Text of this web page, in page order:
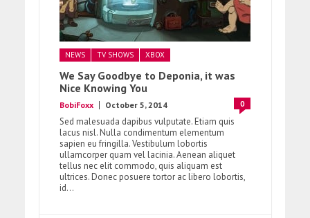
NEWS TV SHOWS XBOX
We Say Goodbye to Deponia, it was
Nice Knowing You
BobiFoxx October 5, 2014 0
Sed malesuada dapibus vulputate. Etiam quis
lacus nisl. Nulla condimentum elementum
sapien eu fringilla. Vestibulum lobortis
ullamcorper quam vel lacinia. Aenean aliquet
tellus nec elit commodo, quis aliquam est
ultrices. Donec posuere tortor ac libero lobortis,
id...